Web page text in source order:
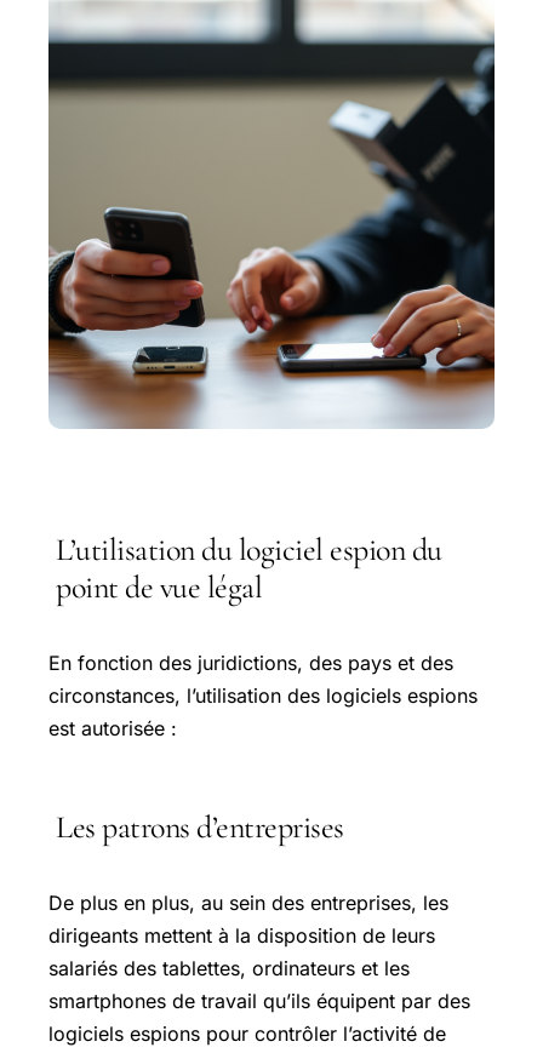
L’utilisation du logiciel espion du
point de vue légal
En fonction des juridictions, des pays et des
circonstances, l’utilisation des logiciels espions
est autorisée :
Les patrons d’entreprises
De plus en plus, au sein des entreprises, les
dirigeants mettent à la disposition de leurs
salariés des tablettes, ordinateurs et les
smartphones de travail qu’ils équipent par des
logiciels espions pour contrôler l’activité de